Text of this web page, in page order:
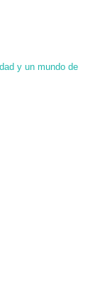
y un mundo de